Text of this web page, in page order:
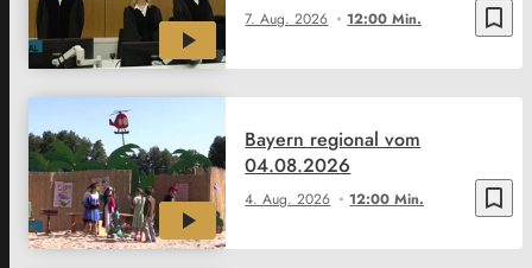
bookmark_border
7. Aug. 2026 12:00 Min.
bookmark_border
4. Aug. 2026 12:00 Min.
Bayern regional vom
04.08.2026